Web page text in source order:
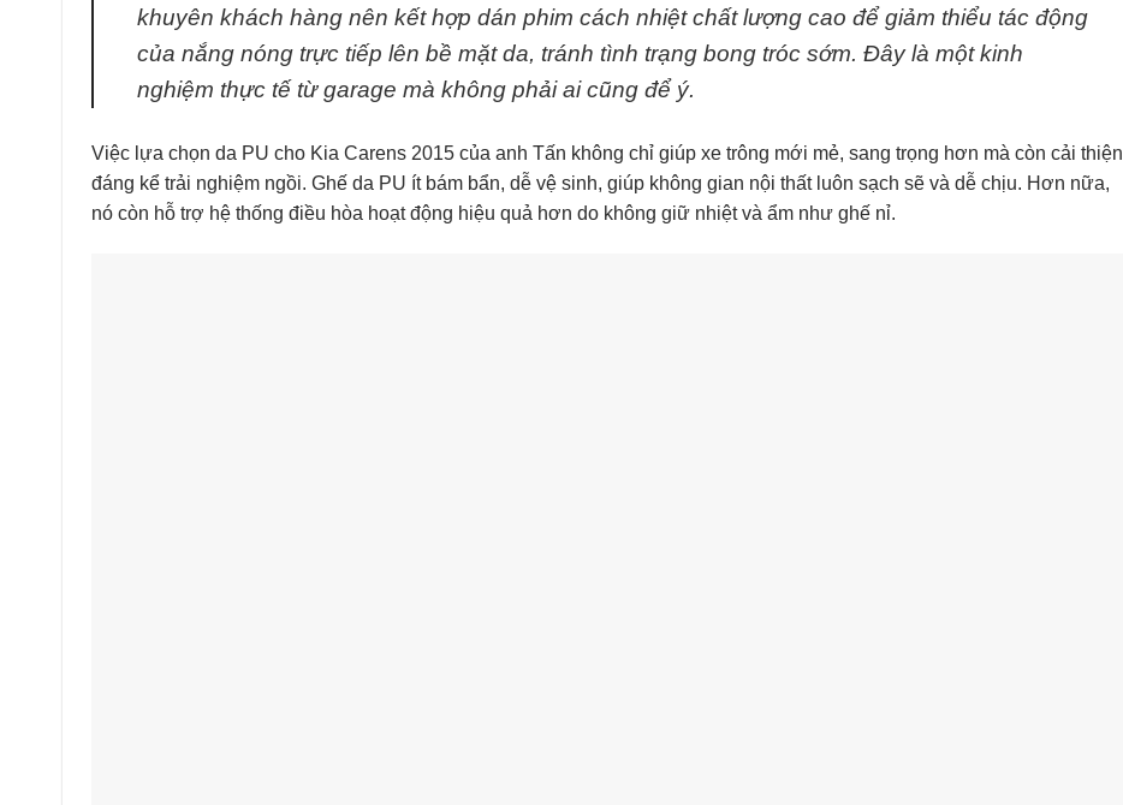
khuyên khách hàng nên kết hợp dán phim cách nhiệt chất lượng cao để giảm thiểu tác động
của nắng nóng trực tiếp lên bề mặt da, tránh tình trạng bong tróc sớm. Đây là một kinh
nghiệm thực tế từ garage mà không phải ai cũng để ý.
Việc lựa chọn da PU cho Kia Carens 2015 của anh Tấn không chỉ giúp xe trông mới mẻ, sang trọng hơn mà còn cải thiện
đáng kể trải nghiệm ngồi. Ghế da PU ít bám bẩn, dễ vệ sinh, giúp không gian nội thất luôn sạch sẽ và dễ chịu. Hơn nữa,
nó còn hỗ trợ hệ thống điều hòa hoạt động hiệu quả hơn do không giữ nhiệt và ẩm như ghế nỉ.